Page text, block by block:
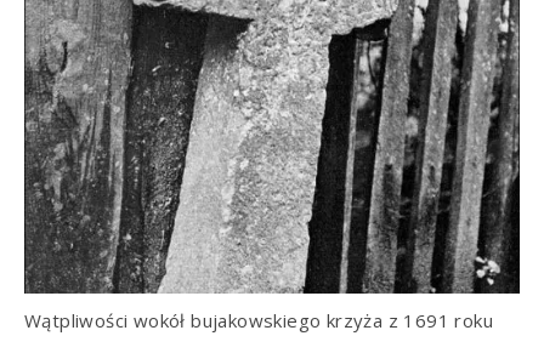
Wątpliwości wokół bujakowskiego krzyża z 1691 roku